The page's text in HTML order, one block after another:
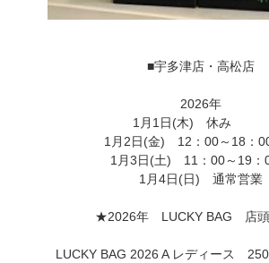
■宇多津店・高松店
2026年
1月1日(木) 休み
1月2日(金) 12：00～18
1月3日(土) 11：00～19
1月4日(日) 通常営業
★2026年 LUCKY BAG 店
LUCKY BAG 2026 A レディース